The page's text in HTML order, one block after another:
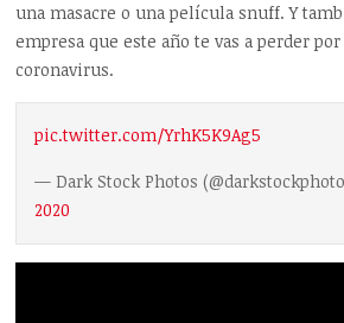
una masacre o una película snuff. Y
empresa que este año te vas a perder
coronavirus.
pic.twitter.com/YrhK5K9Ag5
— Dark Stock Photos
2020